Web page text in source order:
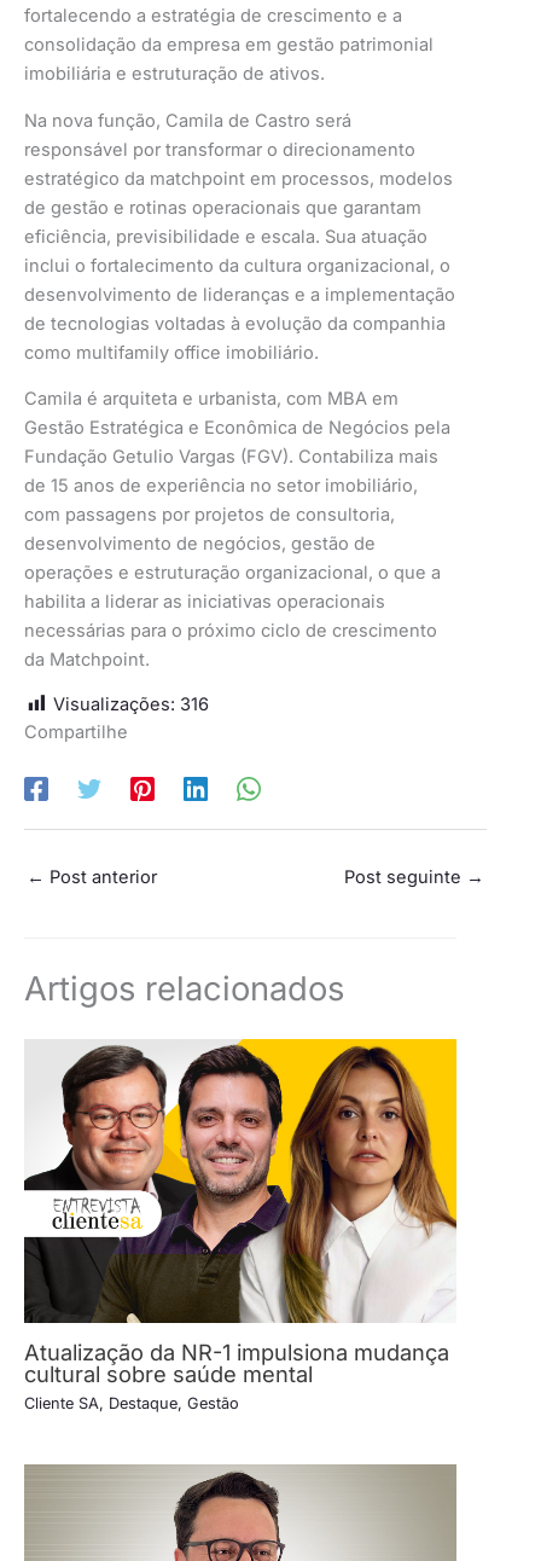
fortalecendo a estratégia de crescimento e a
consolidação da empresa em gestão patrimonial
imobiliária e estruturação de ativos.
Na nova função, Camila de Castro será
responsável por transformar o direcionamento
estratégico da matchpoint em processos, modelos
de gestão e rotinas operacionais que garantam
eficiência, previsibilidade e escala. Sua atuação
inclui o fortalecimento da cultura organizacional, o
desenvolvimento de lideranças e a implementação
de tecnologias voltadas à evolução da companhia
como multifamily office imobiliário.
Camila é arquiteta e urbanista, com MBA em
Gestão Estratégica e Econômica de Negócios pela
Fundação Getulio Vargas (FGV). Contabiliza mais
de 15 anos de experiência no setor imobiliário,
com passagens por projetos de consultoria,
desenvolvimento de negócios, gestão de
operações e estruturação organizacional, o que a
habilita a liderar as iniciativas operacionais
necessárias para o próximo ciclo de crescimento
da Matchpoint.
Visualizações: 316
Compartilhe
← Post anterior Post seguinte →
Artigos relacionados
Atualização da NR-1 impulsiona mudança
cultural sobre saúde mental
Cliente SA, Destaque, Gestão